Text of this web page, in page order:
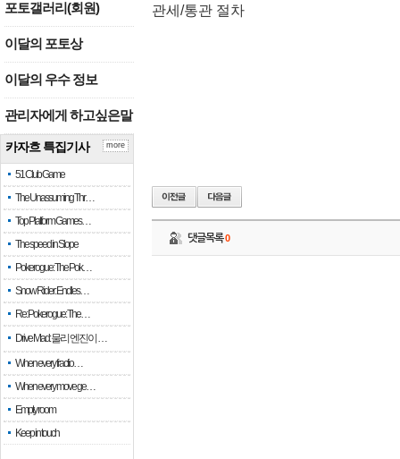
포토갤러리(회원)
이달의 포토상
이달의 우수 정보
관리자에게 하고싶은말
카자흐 특집기사
51 Club Game
The Unassuming Thr…
Top Platform Games…
The speed in Slope
Pokerogue: The Pok…
Snow Rider: Endles…
Re: Pokerogue: The…
Drive Mad: 물리 엔진이 …
When every fractio…
When every move ge…
Empty room
Keep in touch
more
관세/통관 절차
댓글목록0